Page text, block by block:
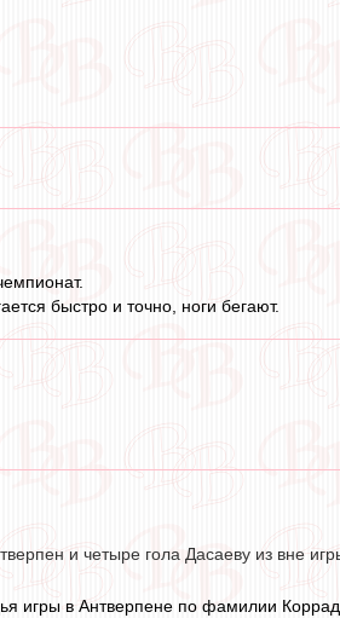
быстро и точно, ноги бегают.
и четыре гола Дасаеву из вне
игры в Антверпене по фамилии